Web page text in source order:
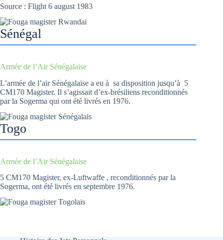
Source : Flight 6 august 1983
Sénégal
Armée de l’Air Sénégalaise
L’armée de l’air Sénégalaise a eu à sa disposition jusqu’à 5
CM170 Magister. Il s’agissait d’ex-brésiliens reconditionnés
par la Sogerma qui ont été livrés en 1976.
Togo
Armée de l’Air Sénégalaise
5 CM170 Magister, ex-Luftwaffe , reconditionnés par la
Sogerma, ont été livrés en septembre 1976.